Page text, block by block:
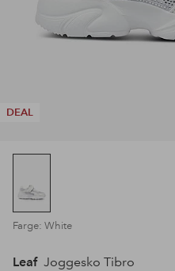
DEAL
Farge: White
Leaf Joggesko Tibro